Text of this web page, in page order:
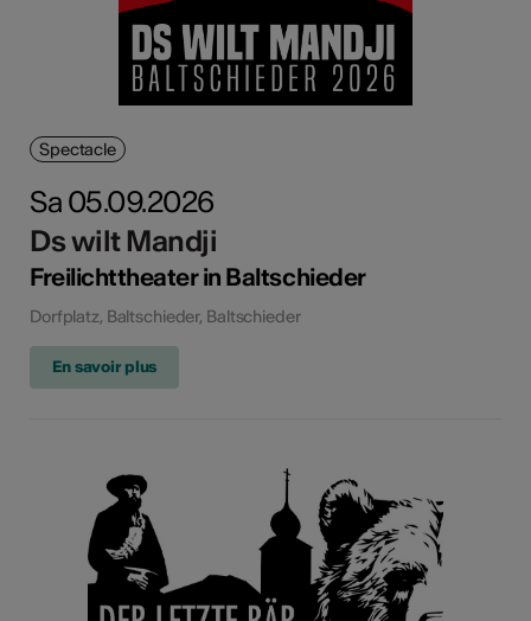
Spectacle
Sa 05.09.2026
Ds wilt Mandji
Freilichttheater in Baltschieder
Dorfplatz, Baltschieder, Baltschieder
En savoir plus